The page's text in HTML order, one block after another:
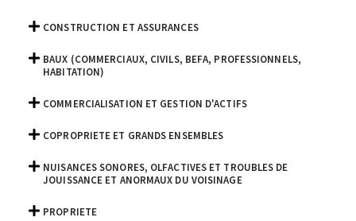
CONSTRUCTION ET ASSURANCES
BAUX (COMMERCIAUX, CIVILS, BEFA, PROFESSIONNELS,
HABITATION)
COMMERCIALISATION ET GESTION D'ACTIFS
COPROPRIETE ET GRANDS ENSEMBLES
NUISANCES SONORES, OLFACTIVES ET TROUBLES DE
JOUISSANCE ET ANORMAUX DU VOISINAGE
PROPRIETE